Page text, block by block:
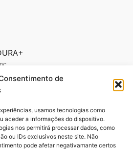
de
usamos tecnologias como
aceder a informações do dispositivo.
nos permitirá processar dados, como
ou IDs exclusivos neste site. Não
pode afetar negativamante certos
Edição Ouro: O Poder da
em Suas Mãos (Cópia)
3 unid